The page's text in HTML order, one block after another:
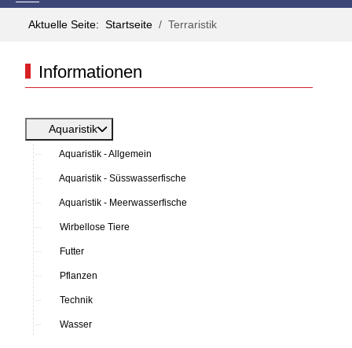
Aktuelle Seite: Startseite Terraristik
Informationen
Aquaristik
Aquaristik - Allgemein
Aquaristik - Süsswasserfische
Aquaristik - Meerwasserfische
Wirbellose Tiere
Futter
Pflanzen
Technik
Wasser